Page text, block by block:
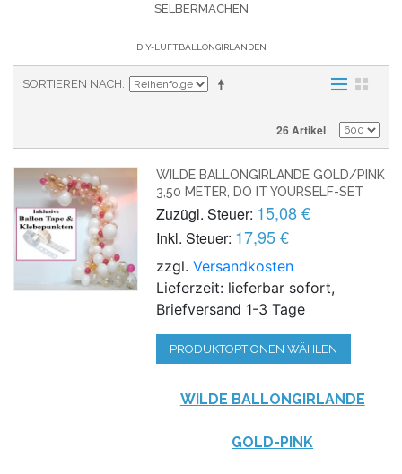
SELBERMACHEN
DIY-LUFTBALLONGIRLANDEN
SORTIEREN NACH
26 Artikel
WILDE BALLONGIRLANDE GOLD/PINK
3,50 METER, DO IT YOURSELF-SET
Zuzügl. Steuer: 15,08 €
Inkl. Steuer: 17,95 €
zzgl.Versandkosten
Lieferzeit: lieferbar sofort,
Briefversand 1-3 Tage
PRODUKTOPTIONEN WÄHLEN
WILDE BALLONGIRLANDE
GOLD-PINK